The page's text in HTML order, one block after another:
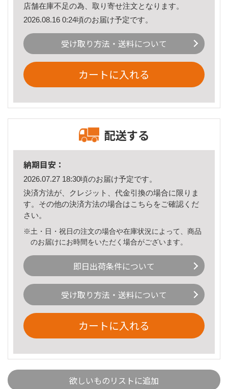
店舗在庫不足の為、取り寄せ注文となります。
2026.08.16 0:24頃のお届け予定です。
受け取り方法・送料について
カートに入れる
配送する
納期目安：
2026.07.27 18:30頃のお届け予定です。
決済方法が、クレジット、代金引換の場合に限りま
す。その他の決済方法の場合はこちら をご確認くだ
さい。
※土・日・祝日の注文の場合や在庫状況によって、商品
のお届けにお時間をいただく場合がございます。
即日出荷条件について
受け取り方法・送料について
カートに入れる
欲しいものリストに追加